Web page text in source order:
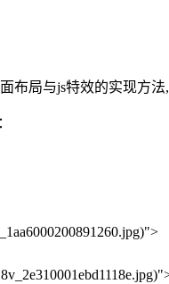
布局与js特效的实现方